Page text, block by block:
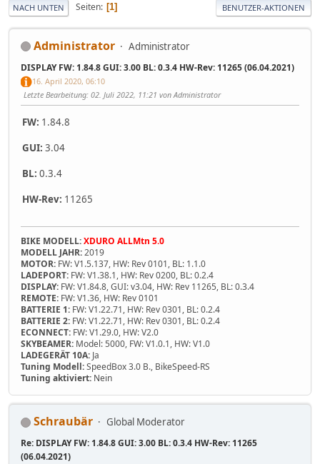
NACH UNTEN Seiten 1 BENUTZER-AKTIONEN
Administrator Administrator
DISPLAY FW: 1.84.8 GUI: 3.00 BL: 0.3.4 HW-Rev: 11265 (06.04.2021)
16. April 2020, 06:10
Letzte Bearbeitung: 02. Juli 2022, 11:21 von Administrator
FW: 1.84.8
GUI: 3.04
BL: 0.3.4
HW-Rev: 11265
BIKE MODELL:XDURO ALLMtn 5.0
MODELL JAHR:2019
MOTOR: FW: V1.5.137, HW: Rev 0101, BL: 1.1.0
LADEPORT: FW: V1.38.1, HW: Rev 0200, BL: 0.2.4
DISPLAY: FW: V1.84.8, GUI: v3.04, HW: Rev 11265, BL: 0.3.4
REMOTE: FW: V1.36, HW: Rev 0101
BATTERIE 1: FW: V1.22.71, HW: Rev 0301, BL: 0.2.4
BATTERIE 2: FW: V1.22.71, HW: Rev 0301, BL: 0.2.4
ECONNECT: FW: V1.29.0, HW: V2.0
SKYBEAMER: Model: 5000, FW: V1.0.1, HW: V1.0
LADEGERÄT 10A: Ja
Tuning Modell:SpeedBox 3.0 B., BikeSpeed-RS
Tuning aktiviert: Nein
Schraubär Global Moderator
Re: DISPLAY FW: 1.84.8 GUI: 3.00 BL: 0.3.4 HW-Rev: 11265
(06.04.2021)